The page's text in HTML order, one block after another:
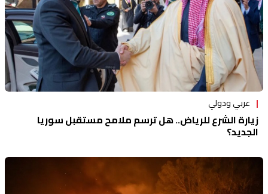
عربي ودولي
زيارة الشرع للرياض.. هل ترسم ملامح مستقبل سوريا
الجديد؟